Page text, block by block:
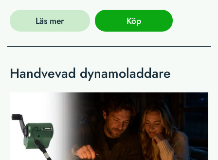
Läs mer Köp
Handvevad dynamoladdare